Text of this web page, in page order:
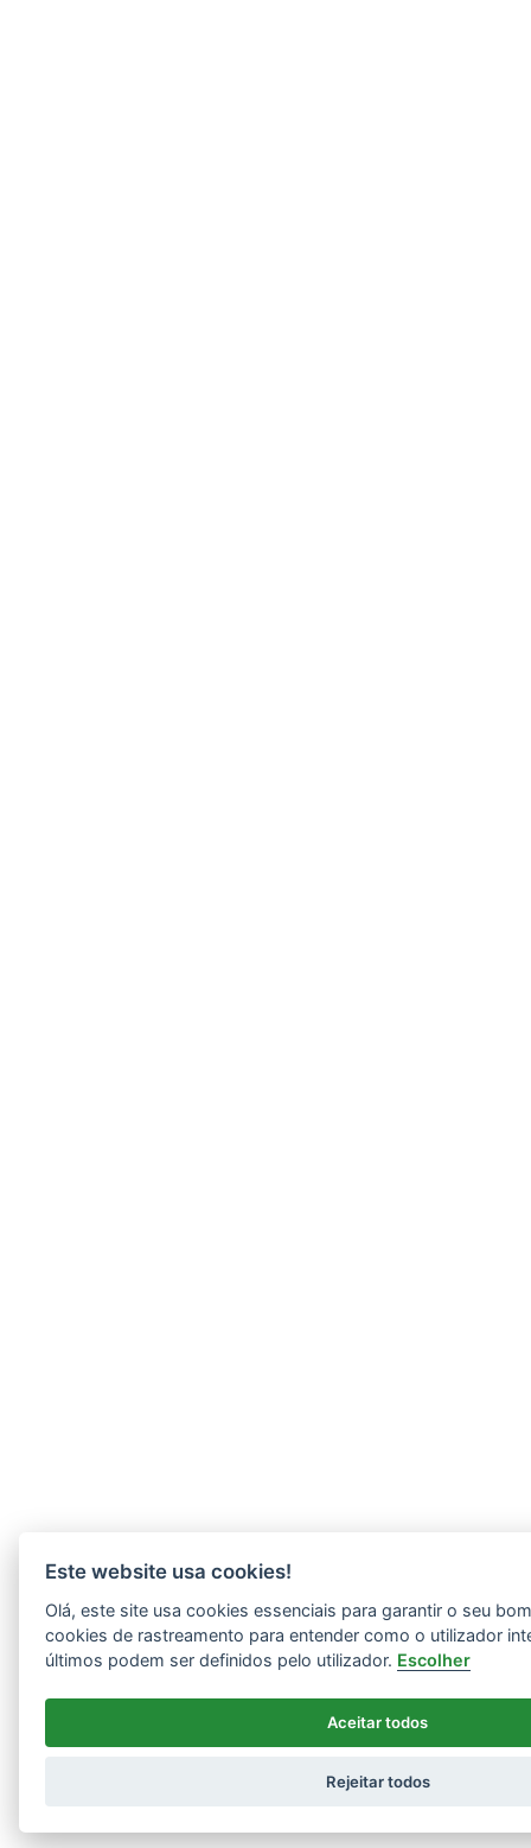
Este website usa cookies!
Olá, este site usa cookies essenciais para garantir o seu
cookies de rastreamento para entender como o utilizador
últimos podem ser definidos pelo utilizador. Escolher
Aceitar todos
Rejeitar todos